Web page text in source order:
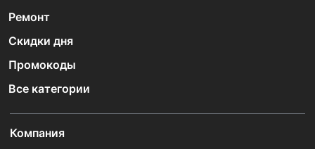
Ремонт
Скидки дня
Промокоды
Все категории
Компания